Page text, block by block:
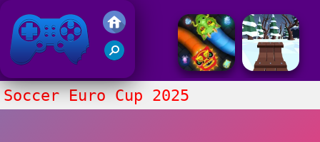
Gry Friv 5
Soccer Euro Cup 2025